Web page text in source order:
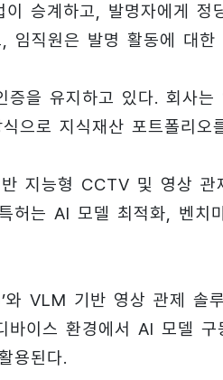
승계하고, 발명자에게 정
임직원은 발명 활동에 대
을 유지하고 있다. 회사는
으로 지식재산 포트폴리오
지능형 CCTV 및 영상 관
허는 AI 모델 최적화, 벤치
VLM 기반 영상 관제 솔
이스 환경에서 AI 모델 구
용된다.